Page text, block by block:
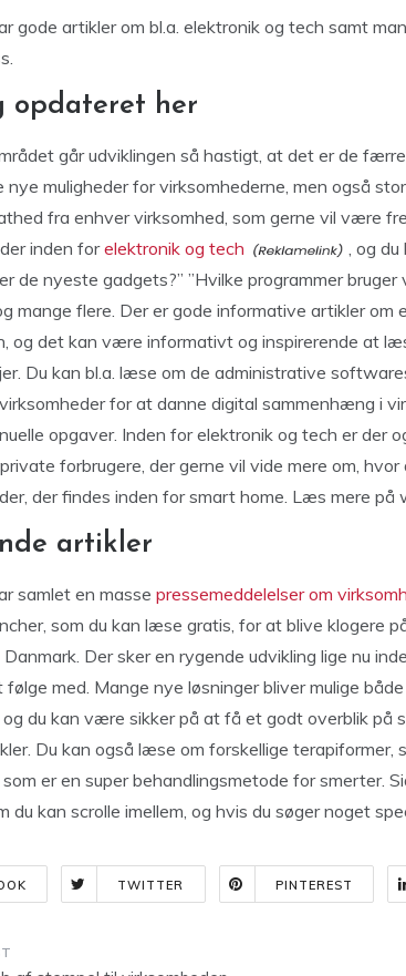
gode artikler om bl.a. elektronik og tech samt
opdateret her
går udviklingen så hastigt, at det er de
nye muligheder for virksomhederne, men også
fra enhver virksomhed, som gerne vil være
inden forelektronik og tech
, og
de nyeste gadgets?” ”Hvilke programmer bruger
mange flere. Der er gode informative artikler
og det kan være informativt og inspirerende at
Du kan bl.a. læse om de administrative
for at danne digital sammenhæng i
opgaver. Inden for elektronik og tech er der
forbrugere, der gerne vil vide mere om,
der findes inden for smart home. Læs mere
artikler
samlet en masse pressemeddelelser om
som du kan læse gratis, for at blive klogere
Der sker en rygende udvikling lige nu
med. Mange nye løsninger bliver mulige
du kan være sikker på at få et godt overblik på
Du kan også læse om forskellige terapiformer,
er en super behandlingsmetode for smerter.
du kan scrolle imellem, og hvis du søger noget
TWITTER PINTEREST